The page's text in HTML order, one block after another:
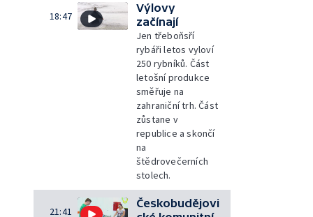
18:47
Výlovy
začínají
Jen třeboňsří
rybáři letos vyloví
250 rybníků. Část
letošní produkce
směřuje na
zahraniční trh. Část
zůstane v
republice a skončí
na
štědrovečerních
stolech.
21:41
Českobudějovi